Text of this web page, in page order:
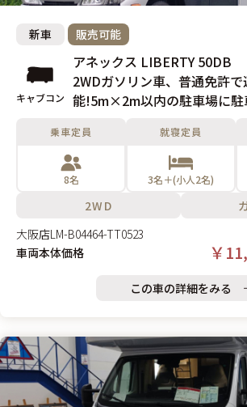
新車 販売可能
キャブコン
アネックス LIBERTY 50DB
2WDガソリン車、普通免許
能!5m×2m以内の駐車場に駐
乗車定員
8名
就寝定員
3名＋(小人2名)
2WD
大阪店LM-B04464-TT0523
車両本体価格
￥
この車の詳細をみる